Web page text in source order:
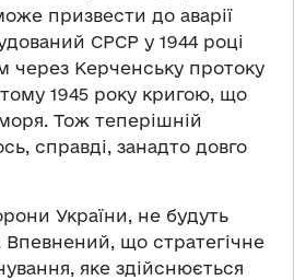
призвести до аварії
СРСР у 1944 році
через Керченську протоку
1945 року кригою, що
Тож теперішній
справді, занадто довго
України, не будуть
Впевнений, що стратегічне
яке здійснюється